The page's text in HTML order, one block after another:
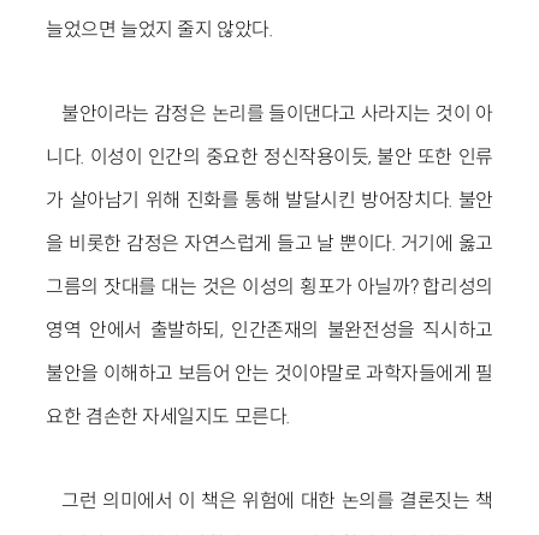
늘었으면 늘었지 줄지 않았다.
불안이라는 감정은 논리를 들이댄다고 사라지는 것이 아
니다. 이성이 인간의 중요한 정신작용이듯, 불안 또한 인류
가 살아남기 위해 진화를 통해 발달시킨 방어장치다. 불안
을 비롯한 감정은 자연스럽게 들고 날 뿐이다. 거기에 옳고
그름의 잣대를 대는 것은 이성의 횡포가 아닐까? 합리성의
영역 안에서 출발하되, 인간존재의 불완전성을 직시하고
불안을 이해하고 보듬어 안는 것이야말로 과학자들에게 필
요한 겸손한 자세일지도 모른다.
그런 의미에서 이 책은 위험에 대한 논의를 결론짓는 책